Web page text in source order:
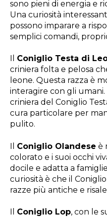
sono pieni di energia e
Una curiosità
possono imparare a
semplici comandi,
Il Coniglio Testa di
criniera folta e pelosa
leone. Questa razza è
interagire con gli
criniera del Coniglio
cura particolare per
pulito.
Il Coniglio Olandese è
colorato e i suoi occhi
docile e adatta a
curiosità è che il
razze più antiche e risale
Il Coniglio Lop, con le